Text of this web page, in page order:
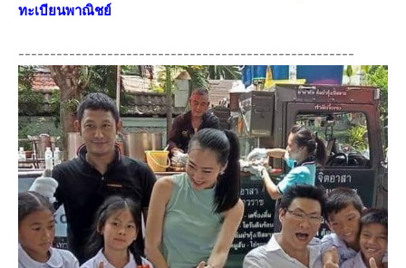
ทะเบียนพาณิชย์
-----------------------------------------------------